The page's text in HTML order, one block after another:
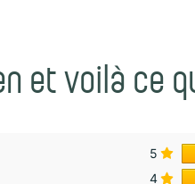
et voilà ce
5
4